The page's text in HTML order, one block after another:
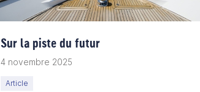
Sur la piste du futur
4 novembre 2025
Article